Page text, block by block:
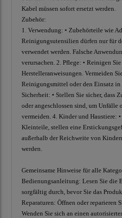
Kabel müssen sofort ersetzt werden.
Zubehör:
1. Verwendung: • Zubehörteile wie
Reinigungsutensilien dürfen nur für
verwendet werden. Falsche
verursachen. 2. Pflege: • Reinigen
Herstelleranweisungen. Vermeiden
Reinigungsmittel oder den Einsatz in
Sicherheit: • Stellen Sie sicher, dass
oder angeschlossen sind, um Unfälle
vermeiden. 4. Kinder und Haustiere:
Kleinteile, stellen eine
außerhalb der Reichweite von
werden.
Gemeinsame Hinweise für alle
Bedienungsanleitung: Lesen Sie die
sorgfältig durch, bevor Sie das
Reparaturen: Öffnen oder reparieren
Wenden Sie sich an einen